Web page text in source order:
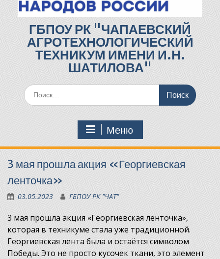
ГБПОУ РК "ЧАПАЕВСКИЙ
АГРОТЕХНОЛОГИЧЕСКИЙ
ТЕХНИКУМ ИМЕНИ И.Н.
ШАТИЛОВА"
Поиск
по:
Меню
3 мая прошла акция «Георгиевская
ленточка»
03.05.2023 ГБПОУ РК "ЧАТ"
3 мая прошла акция «Георгиевская ленточка»,
которая в техникуме стала уже традиционной.
Георгиевская лента была и остаётся символом
Победы. Это не просто кусочек ткани, это элемент